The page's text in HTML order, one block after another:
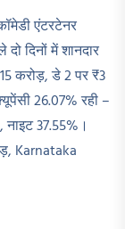
एंटरटेनर
दिनों में शानदार
करोड़, डे 2 पर ₹3
26.07% रही –
नाइट 37.55%।
Karnataka